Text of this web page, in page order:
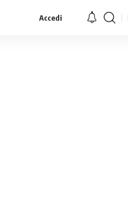
Accedi